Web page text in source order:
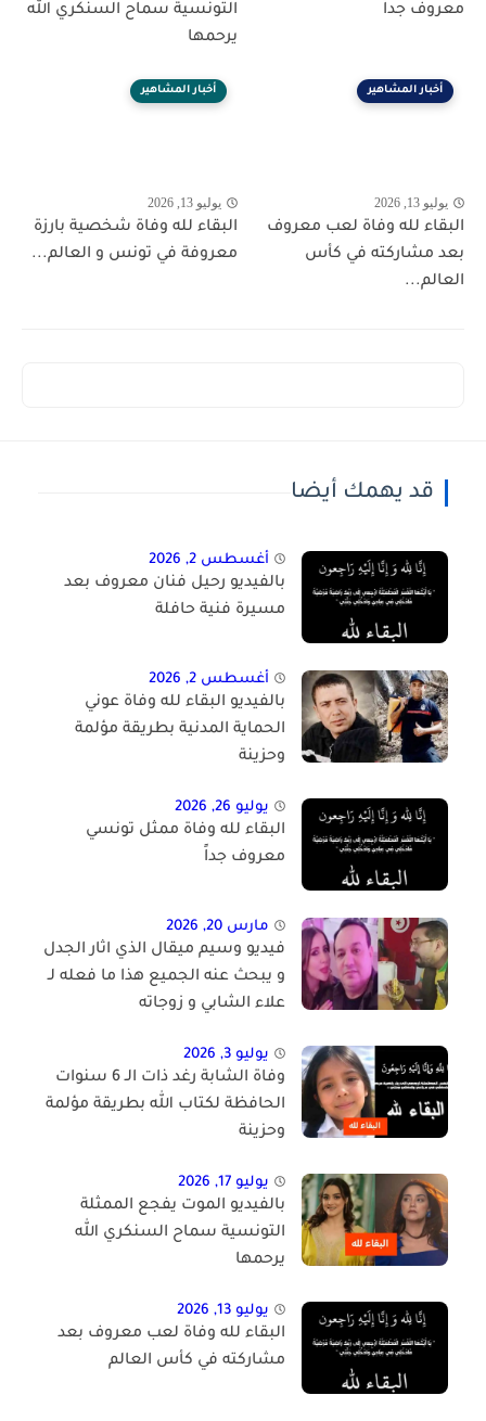
معروف جداً
التونسية سماح السنكري الله
يرحمها
أخبار المشاهير
يوليو 13, 2026
البقاء لله وفاة لعب معروف
بعد مشاركته في كأس
العالم...
أخبار المشاهير
يوليو 13, 2026
البقاء لله وفاة شخصية بارزة
معروفة في تونس و العالم...
قد يهمك أيضا
أغسطس 2, 2026
بالفيديو رحيل فنان معروف بعد
مسيرة فنية حافلة
أغسطس 2, 2026
بالفيديو البقاء لله وفاة عوني
الحماية المدنية بطريقة مؤلمة
وحزينة
يوليو 26, 2026
البقاء لله وفاة ممثل تونسي
معروف جداً
مارس 20, 2026
فيديو وسيم ميقال الذي اثار الجدل
و يبحث عنه الجميع هذا ما فعله لـ
علاء الشابي و زوجاته
يوليو 3, 2026
وفاة الشابة رغد ذات الـ 6 سنوات
الحافظة لكتاب الله بطريقة مؤلمة
وحزينة
يوليو 17, 2026
بالفيديو الموت يفجع الممثلة
التونسية سماح السنكري الله
يرحمها
يوليو 13, 2026
البقاء لله وفاة لعب معروف بعد
مشاركته في كأس العالم